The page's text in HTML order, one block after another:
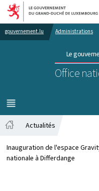
Aller au
Aller
gouvernement.lu Administrations
Le
Office
MENU
PRINCIPAL
Actualités
Inauguration de l'espace
nationale à Differdange